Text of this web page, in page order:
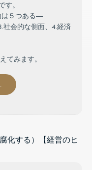
。
は５つある―
社会的な側面、4.経済
てみます。
化する）【経営のヒ